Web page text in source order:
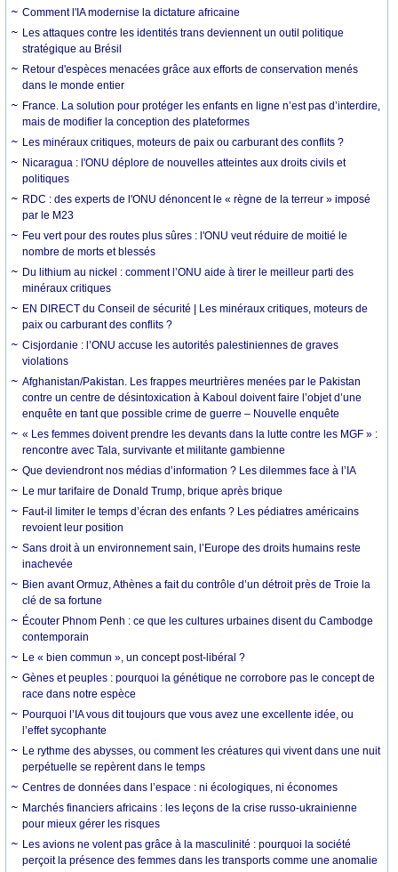
Comment l'IA modernise la dictature africaine
Les attaques contre les identités trans deviennent un outil politique
stratégique au Brésil
Retour d'espèces menacées grâce aux efforts de conservation menés
dans le monde entier
France. La solution pour protéger les enfants en ligne n’est pas d’interdire,
mais de modifier la conception des plateformes
Les minéraux critiques, moteurs de paix ou carburant des conflits ?
Nicaragua : l'ONU déplore de nouvelles atteintes aux droits civils et
politiques
RDC : des experts de l'ONU dénoncent le « règne de la terreur » imposé
par le M23
Feu vert pour des routes plus sûres : l'ONU veut réduire de moitié le
nombre de morts et blessés
Du lithium au nickel : comment l’ONU aide à tirer le meilleur parti des
minéraux critiques
EN DIRECT du Conseil de sécurité | Les minéraux critiques, moteurs de
paix ou carburant des conflits ?
Cisjordanie : l’ONU accuse les autorités palestiniennes de graves
violations
Afghanistan/Pakistan. Les frappes meurtrières menées par le Pakistan
contre un centre de désintoxication à Kaboul doivent faire l’objet d’une
enquête en tant que possible crime de guerre – Nouvelle enquête
« Les femmes doivent prendre les devants dans la lutte contre les MGF » :
rencontre avec Tala, survivante et militante gambienne
Que deviendront nos médias d’information ? Les dilemmes face à l’IA
Le mur tarifaire de Donald Trump, brique après brique
Faut-il limiter le temps d’écran des enfants ? Les pédiatres américains
revoient leur position
Sans droit à un environnement sain, l’Europe des droits humains reste
inachevée
Bien avant Ormuz, Athènes a fait du contrôle d’un détroit près de Troie la
clé de sa fortune
Écouter Phnom Penh : ce que les cultures urbaines disent du Cambodge
contemporain
Le « bien commun », un concept post-libéral ?
Gènes et peuples : pourquoi la génétique ne corrobore pas le concept de
race dans notre espèce
Pourquoi l’IA vous dit toujours que vous avez une excellente idée, ou
l’effet sycophante
Le rythme des abysses, ou comment les créatures qui vivent dans une nuit
perpétuelle se repèrent dans le temps
Centres de données dans l’espace : ni écologiques, ni économes
Marchés financiers africains : les leçons de la crise russo-ukrainienne
pour mieux gérer les risques
Les avions ne volent pas grâce à la masculinité : pourquoi la société
perçoit la présence des femmes dans les transports comme une anomalie